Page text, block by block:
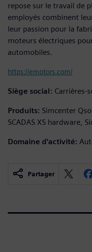
repose sur le travail de
employés combinent
leur passion pour la
moteurs électriques
automobiles.
https://emotors.com/
Siège social: Carrières-
Produits: Simcenter
SCADAS XS hardware,
Domaine d'activité:
Partager